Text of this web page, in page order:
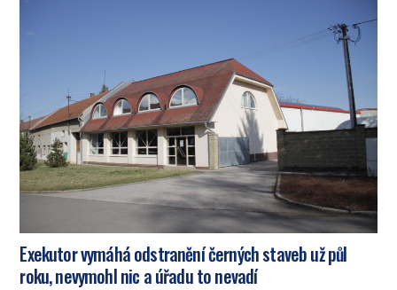
Exekutor vymáhá odstranění černých staveb už půl
roku, nevymohl nic a úřadu to nevadí